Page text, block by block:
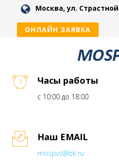
Москва, ул.
ОНЛАЙН ЗАЯВКА
Часы работы
с 10:00 до 18:00
Наш EMAIL
mospvs@bk.ru